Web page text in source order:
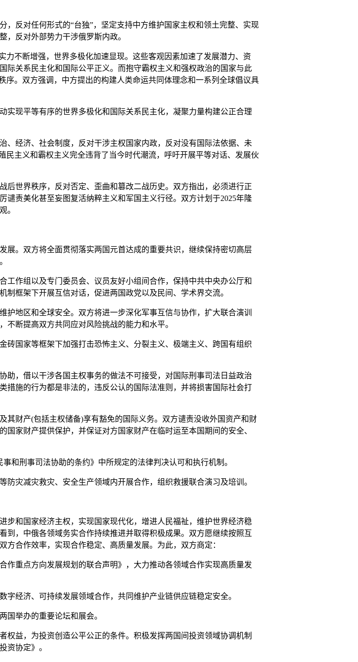
反对任何形式的“台独”，坚定支持中方维护国家主权和领土完整、实现
，反对外部势力干涉俄罗斯内政。
不断增强，世界多极化加速显现。这些客观因素加速了发展潜力、资
际关系民主化和国际公平正义。而抱守霸权主义和强权政治的国家与此
序。双方强调，中方提出的构建人类命运共同体理念和一系列全球倡议具
现平等有序的世界多极化和国际关系民主化，凝聚力量构建公正合理
经济、社会制度，反对干涉主权国家内政，反对没有国际法依据、未
主义和霸权主义完全违背了当今时代潮流，呼吁开展平等对话、发展伙
世界秩序，反对否定、歪曲和篡改二战历史。双方指出，必须进行正
责美化甚至妄图复活纳粹主义和军国主义行径。双方计划于2025年隆
。
。双方将全面贯彻落实两国元首达成的重要共识，继续保持密切高层
作组以及专门委员会、议员友好小组间合作，保持中共中央办公厅和
框架下开展互信对话，促进两国政党以及民间、学术界交流。
地区和全球安全。双方将进一步深化军事互信与协作，扩大联合演训
断提高双方共同应对风险挑战的能力和水平。
国家等框架下加强打击恐怖主义、分裂主义、极端主义、跨国有组织
，借以干涉各国主权事务的做法不可接受，对国际刑事司法日益政治
措施的行为都是非法的，违反公认的国际法准则，并将损害国际社会打
财产(包括主权储备)享有豁免的国际义务。双方谴责没收外国资产和财
家财产提供保护，并保证对方国家财产在临时运至本国期间的安全、
刑事司法协助的条约》中所规定的法律判决认可和执行机制。
灾减灾救灾、安全生产领域内开展合作，组织救援联合演习及培训。
和国家经济主权，实现国家现代化，增进人民福祉，维护世界经济稳
到，中俄各领域务实合作持续推进并取得积极成果。双方愿继续按照互
合作效率，实现合作稳定、高质量发展。为此，双方商定：
点方向发展规划的联合声明》，大力推动各领域合作实现高质量发
济、可持续发展领域合作，共同维护产业链供应链稳定安全。
举办的重要论坛和展会。
，为投资创造公平公正的条件。积极发挥两国间投资领域协调机制
资协定》。